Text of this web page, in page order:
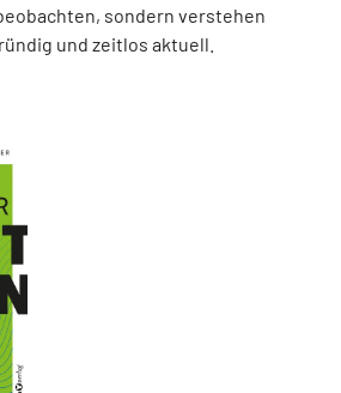
sondern verstehen
und zeitlos aktuell.